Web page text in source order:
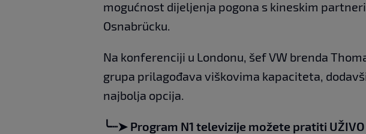
mogućnost dijeljenja pogona s kineskim
Osnabrücku.
Na konferenciji u Londonu, šef VW brenda
grupa prilagođava viškovima kapaciteta,
najbolja opcija.
╰┈➤ Program N1 televizije možete pratiti